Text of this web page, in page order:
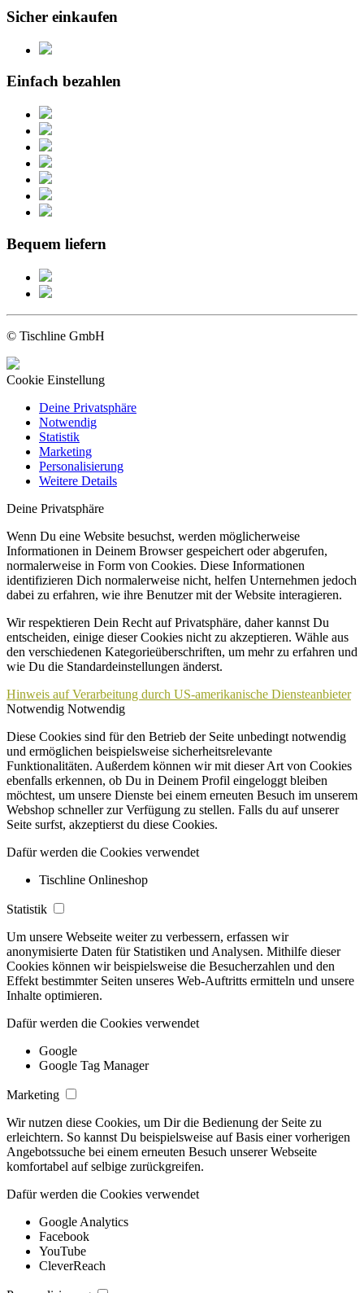
Sicher einkaufen
Einfach bezahlen
Bequem liefern
© Tischline GmbH
Cookie Einstellung
Deine Privatsphäre
Notwendig
Statistik
Marketing
Personalisierung
Weitere Details
Deine Privatsphäre
Wenn Du eine Website besuchst, werden möglicherweise
Informationen in Deinem Browser gespeichert oder abgerufen,
normalerweise in Form von Cookies. Diese Informationen
identifizieren Dich normalerweise nicht, helfen Unternehmen jedoch
dabei zu erfahren, wie ihre Benutzer mit der Website interagieren.
Wir respektieren Dein Recht auf Privatsphäre, daher kannst Du
entscheiden, einige dieser Cookies nicht zu akzeptieren. Wähle aus
den verschiedenen Kategorieüberschriften, um mehr zu erfahren und
wie Du die Standardeinstellungen änderst.
Hinweis auf Verarbeitung durch US-amerikanische Diensteanbieter
Notwendig Notwendig
Diese Cookies sind für den Betrieb der Seite unbedingt notwendig
und ermöglichen beispielsweise sicherheitsrelevante
Funktionalitäten. Außerdem können wir mit dieser Art von Cookies
ebenfalls erkennen, ob Du in Deinem Profil eingeloggt bleiben
möchtest, um unsere Dienste bei einem erneuten Besuch im unserem
Webshop schneller zur Verfügung zu stellen. Falls du auf unserer
Seite surfst, akzeptierst du diese Cookies.
Dafür werden die Cookies verwendet
Tischline Onlineshop
Statistik
Um unsere Webseite weiter zu verbessern, erfassen wir
anonymisierte Daten für Statistiken und Analysen. Mithilfe dieser
Cookies können wir beispielsweise die Besucherzahlen und den
Effekt bestimmter Seiten unseres Web-Auftritts ermitteln und unsere
Inhalte optimieren.
Dafür werden die Cookies verwendet
Google
Google Tag Manager
Marketing
Wir nutzen diese Cookies, um Dir die Bedienung der Seite zu
erleichtern. So kannst Du beispielsweise auf Basis einer vorherigen
Angebotssuche bei einem erneuten Besuch unserer Webseite
komfortabel auf selbige zurückgreifen.
Dafür werden die Cookies verwendet
Google Analytics
Facebook
YouTube
CleverReach